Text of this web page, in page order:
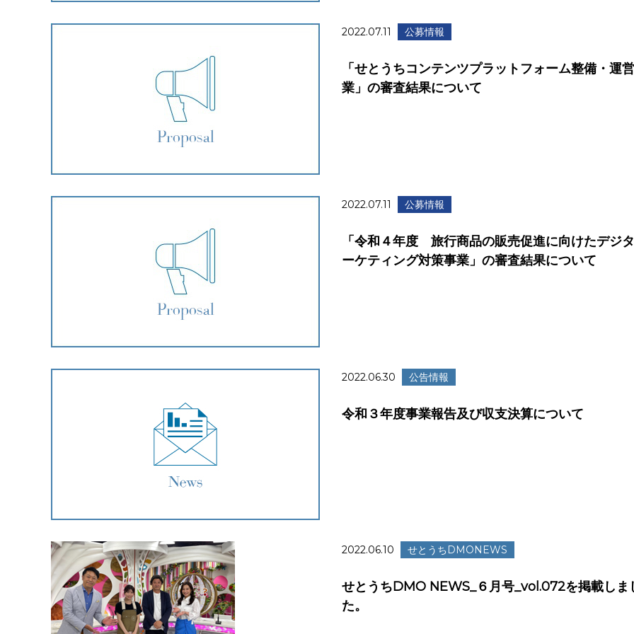
2022.07.11 公募情報
「せとうちコンテンツプラットフォーム整備・運
業」の審査結果について
2022.07.11 公募情報
「令和４年度 旅行商品の販売促進に向けたデジ
ーケティング対策事業」の審査結果について
2022.06.30 公告情報
令和３年度事業報告及び収支決算について
2022.06.10 せとうちDMONEWS
せとうちDMO NEWS_６月号_vol.072を掲載しま
た。